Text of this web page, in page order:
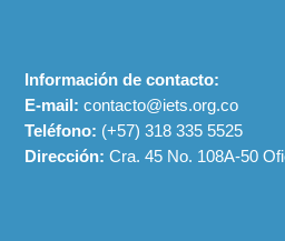
Información de contacto:
E-mail: contacto@iets.org.co
Teléfono: (+57)318 335 5525
Dirección: Cra. 45 No. 108A-50